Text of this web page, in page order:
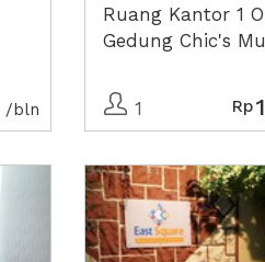
/bln
Ruang Kantor 1
Gedung Chic's
1 Rp
Next2 Previous